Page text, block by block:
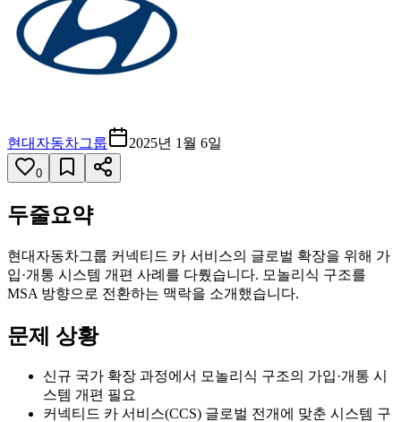
현대자동차그룹 2025년 1월 6일
0
두줄요약
현대자동차그룹 커넥티드 카 서비스의 글로벌 확장을 위해 가
입·개통 시스템 개편 사례를 다뤘습니다. 모놀리식 구조를
MSA 방향으로 전환하는 맥락을 소개했습니다.
문제 상황
신규 국가 확장 과정에서 모놀리식 구조의 가입·개통 시
스템 개편 필요
커넥티드 카 서비스(CCS) 글로벌 전개에 맞춘 시스템 구